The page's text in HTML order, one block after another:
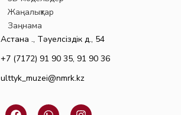
Жаңалықтар
Заңнама
Астана қ., Тәуелсіздік д., 54
+7 (7172) 91 90 35, 91 90 36
ulttyk_muzei@nmrk.kz
F W I